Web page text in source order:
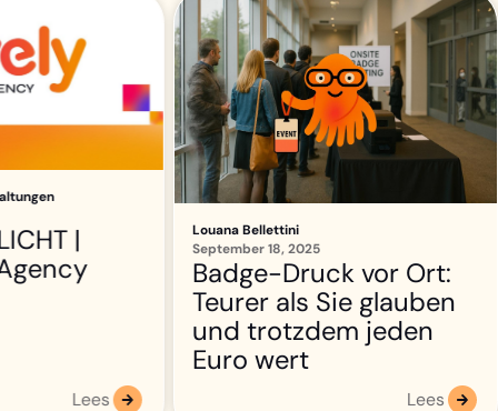
vor Ort:
Lees
November 13, 2025
De toekomst van
congresbadges:
traditioneel, live of
digitaal?
Lees